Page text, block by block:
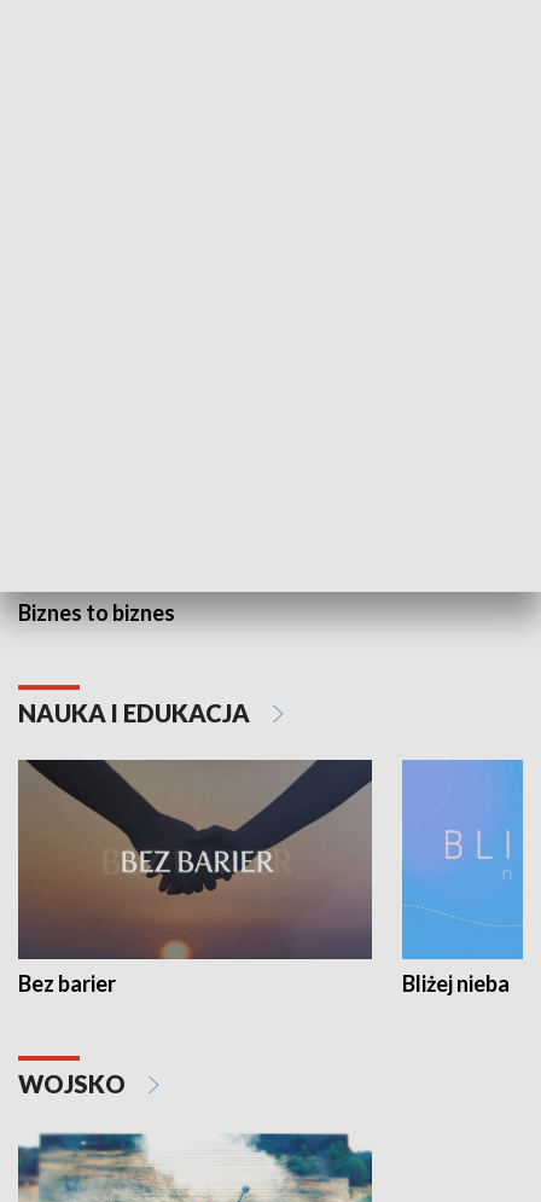
Biznes to biznes
NAUKA I EDUKACJA
Bez barier Bliżej nieba
WOJSKO